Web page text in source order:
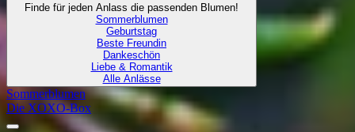
Finde für jeden Anlass die passenden Blumen!
Sommerblumen
Geburtstag
Beste Freundin
Dankeschön
Liebe & Romantik
Alle Anlässe
Sommerblumen
Die XOXO-Box